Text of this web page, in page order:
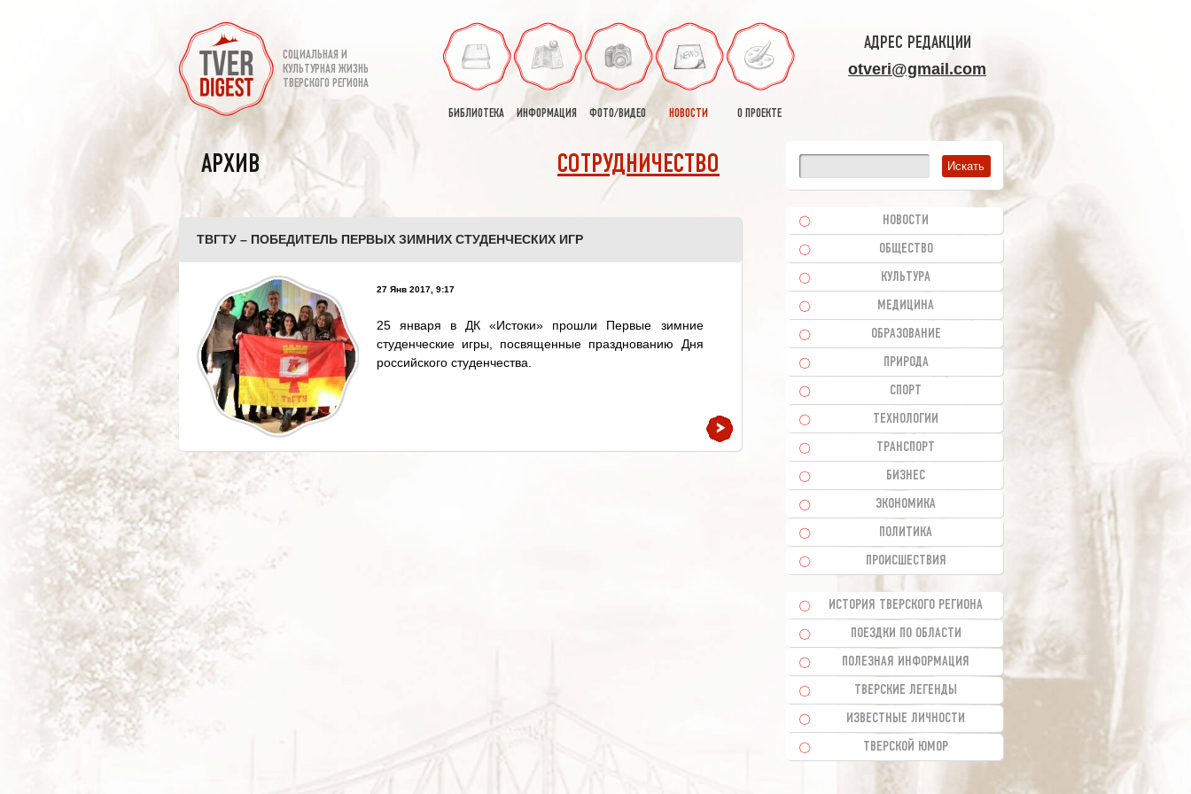
СОЦИАЛЬНАЯ И
КУЛЬТУРНАЯ ЖИЗНЬ
ТВЕРСКОГО РЕГИОНА
БИБЛИОТЕКА ИНФОРМАЦИЯ ФОТО/ВИДЕО НОВОСТИ О ПРОЕКТЕ
АДРЕС РЕДАКЦИИ
otveri@gmail.com
АРХИВ СОТРУДНИЧЕСТВО
ТВГТУ – ПОБЕДИТЕЛЬ ПЕРВЫХ ЗИМНИХ СТУДЕНЧЕСКИХ ИГР
27 Янв 2017, 9:17
25 января в ДК «Истоки» прошли Первые зимние
студенческие игры, посвященные празднованию Дня
российского студенчества.
НОВОСТИ
ОБЩЕСТВО
КУЛЬТУРА
МЕДИЦИНА
ОБРАЗОВАНИЕ
ПРИРОДА
СПОРТ
ТЕХНОЛОГИИ
ТРАНСПОРТ
БИЗНЕС
ЭКОНОМИКА
ПОЛИТИКА
ПРОИСШЕСТВИЯ
ИСТОРИЯ ТВЕРСКОГО РЕГИОНА
ПОЕЗДКИ ПО ОБЛАСТИ
ПОЛЕЗНАЯ ИНФОРМАЦИЯ
ТВЕРСКИЕ ЛЕГЕНДЫ
ИЗВЕСТНЫЕ ЛИЧНОСТИ
ТВЕРСКОЙ ЮМОР